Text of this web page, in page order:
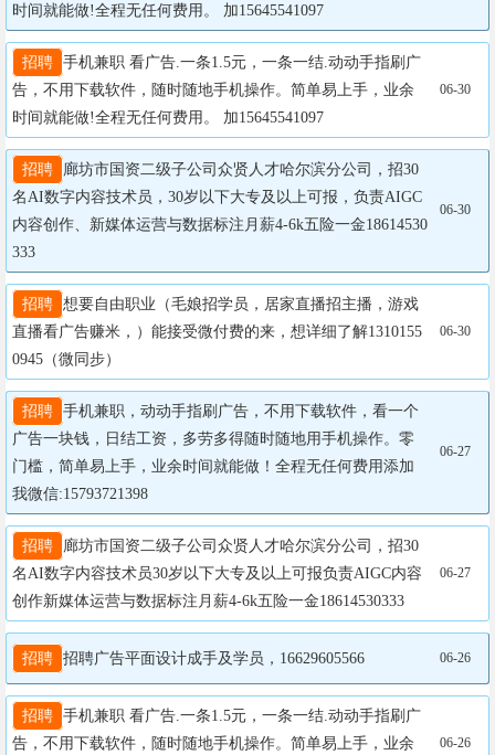
时间就能做!全程无任何费用。 加15645541097
招聘 手机兼职 看广告.一条1.5元，一条一结.动动手指刷广
告，不用下载软件，随时随地手机操作。简单易上手，业余
时间就能做!全程无任何费用。 加15645541097
06-30
招聘
廊坊市国资二级子公司众贤人才哈尔滨分公司，招30
名AI数字内容技术员，30岁以下大专及以上可报，负责AIGC
内容创作、新媒体运营与数据标注月薪4-6k五险一金18614530
333
06-30
招聘 想要自由职业（毛娘招学员，居家直播招主播，游戏
直播看广告赚米，）能接受微付费的来，想详细了解1310155
0945（微同步）
06-30
招聘 手机兼职，动动手指刷广告，不用下载软件，看一个
广告一块钱，日结工资，多劳多得随时随地用手机操作。零
门槛，简单易上手，业余时间就能做！全程无任何费用添加
我微信:15793721398
06-27
招聘
廊坊市国资二级子公司众贤人才哈尔滨分公司，招30
名AI数字内容技术员30岁以下大专及以上可报负责AIGC内容
创作新媒体运营与数据标注月薪4-6k五险一金18614530333
06-27
招聘 招聘广告平面设计成手及学员，16629605566 06-26
招聘 手机兼职 看广告.一条1.5元，一条一结.动动手指刷广
告，不用下载软件，随时随地手机操作。简单易上手，业余
06-26